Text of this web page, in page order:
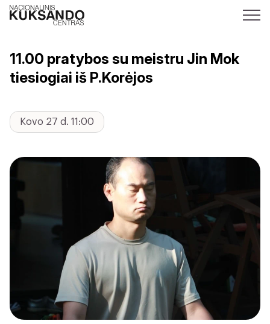
11.00 pratybos su meistru Jin Mok
tiesiogiai iš P.Korėjos
Kovo 27 d. 11:00